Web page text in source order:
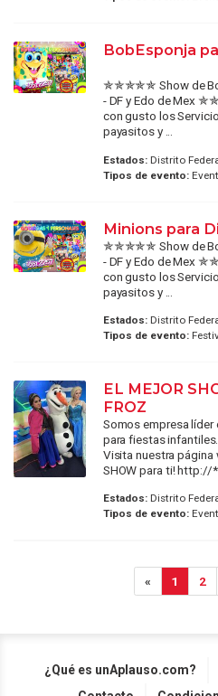
BobEsponja
✯✯✯✯✯ Show de
- DF y Edo de Mex
con gusto los
payasitos y ...
Estados:Distrito
Tipos de evento:
Minions para
✯✯✯✯✯ Show de
- DF y Edo de Mex
con gusto los
payasitos y ...
Estados:Distrito
Tipos de evento:
EL MEJOR
FROZ
Somos empresa
para fiestas infantiles.
Visita nuestra página
SHOW para ti! http://
Estados:Distrito
Tipos de evento:
« 1 2
¿Qué es unAplauso.com?